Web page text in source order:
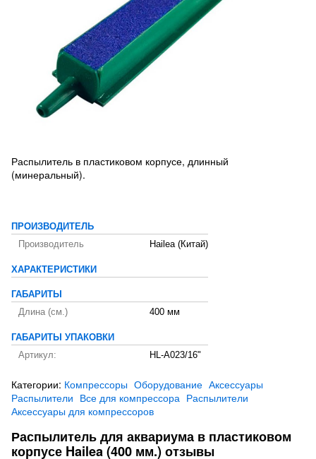
Распылитель в пластиковом корпусе, длинный
(минеральный).
ПРОИЗВОДИТЕЛЬ
Производитель
Hailea (Китай)
ХАРАКТЕРИСТИКИ
ГАБАРИТЫ
Длина (см.)
400 мм
ГАБАРИТЫ УПАКОВКИ
Артикул:
HL-A023/16"
Категории: Компрессоры Оборудование Аксессуары
Распылители Все для компрессора Распылители
Аксессуары для компрессоров
Распылитель для аквариума в пластиковом
корпусе Hailea (400 мм.) отзывы